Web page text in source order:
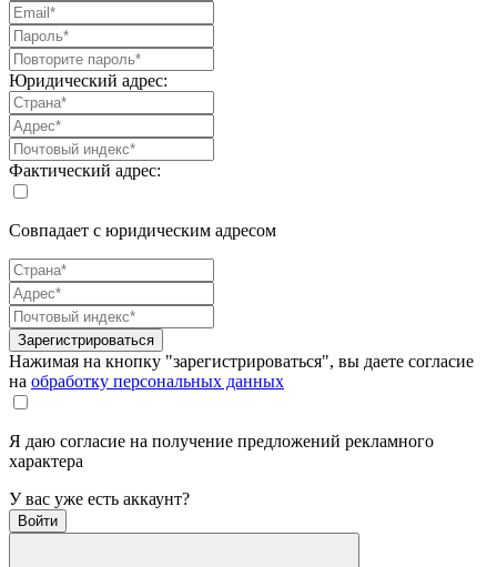
Юридический адрес:
Фактический адрес:
Совпадает с юридическим адресом
Зарегистрироваться
Нажимая на кнопку "зарегистрироваться", вы даете согласие
на обработку персональных данных
Я даю согласие на получение предложений рекламного
характера
У вас уже есть аккаунт?
Войти